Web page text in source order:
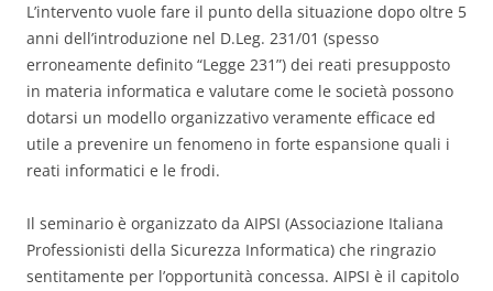
L’intervento vuole fare il punto della situazione dopo oltre 5
anni dell’introduzione nel D.Leg. 231/01 (spesso
erroneamente definito “Legge 231”) dei reati presupposto
in materia informatica e valutare come le società possono
dotarsi un modello organizzativo veramente efficace ed
utile a prevenire un fenomeno in forte espansione quali i
reati informatici e le frodi.
Il seminario è organizzato da AIPSI (Associazione Italiana
Professionisti della Sicurezza Informatica) che ringrazio
sentitamente per l’opportunità concessa. AIPSI è il capitolo